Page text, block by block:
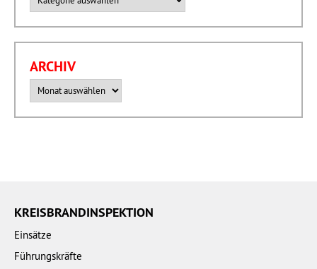
ARCHIV
Archiv
KREISBRANDINSPEKTION
Einsätze
Führungskräfte